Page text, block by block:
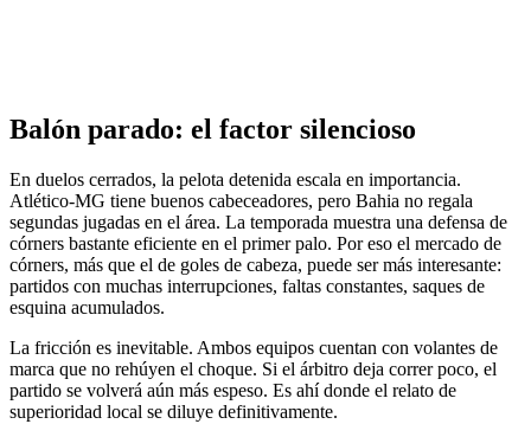
Balón parado: el factor silencioso
En duelos cerrados, la pelota detenida escala en importancia.
Atlético-MG tiene buenos cabeceadores, pero Bahia no regala
segundas jugadas en el área. La temporada muestra una defensa de
córners bastante eficiente en el primer palo. Por eso el mercado de
córners, más que el de goles de cabeza, puede ser más interesante:
partidos con muchas interrupciones, faltas constantes, saques de
esquina acumulados.
La fricción es inevitable. Ambos equipos cuentan con volantes de
marca que no rehúyen el choque. Si el árbitro deja correr poco, el
partido se volverá aún más espeso. Es ahí donde el relato de
superioridad local se diluye definitivamente.